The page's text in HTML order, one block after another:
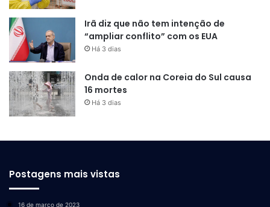
Irã diz que não tem intenção de
“ampliar conflito” com os EUA
Há 3 dias
Onda de calor na Coreia do Sul causa
16 mortes
Há 3 dias
Postagens mais vistas
16 de março de 2023